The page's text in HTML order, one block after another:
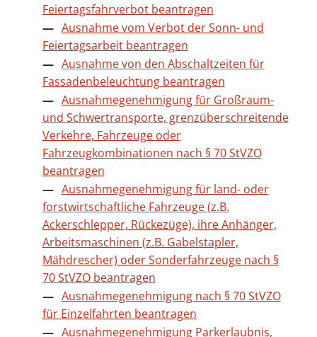
Feiertagsfahrverbot beantragen
Ausnahme vom Verbot der Sonn- und
Feiertagsarbeit beantragen
Ausnahme von den Abschaltzeiten für
Fassadenbeleuchtung beantragen
Ausnahmegenehmigung für Großraum-
und Schwertransporte, grenzüberschreitende
Verkehre, Fahrzeuge oder
Fahrzeugkombinationen nach § 70 StVZO
beantragen
Ausnahmegenehmigung für land- oder
forstwirtschaftliche Fahrzeuge (z.B.
Ackerschlepper, Rückezüge), ihre Anhänger,
Arbeitsmaschinen (z.B. Gabelstapler,
Mähdrescher) oder Sonderfahrzeuge nach §
70 StVZO beantragen
Ausnahmegenehmigung nach § 70 StVZO
für Einzelfahrten beantragen
Ausnahmegenehmigung Parkerlaubnis,